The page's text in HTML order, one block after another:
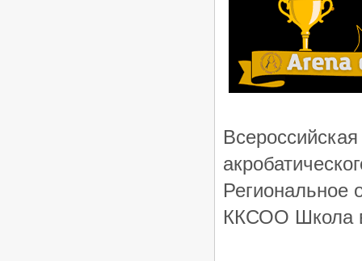
Региональное
ККСОО Школа